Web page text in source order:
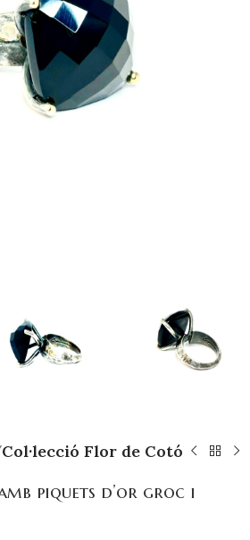
Col·lecció Flor de Cotó
piquets d’or groc i